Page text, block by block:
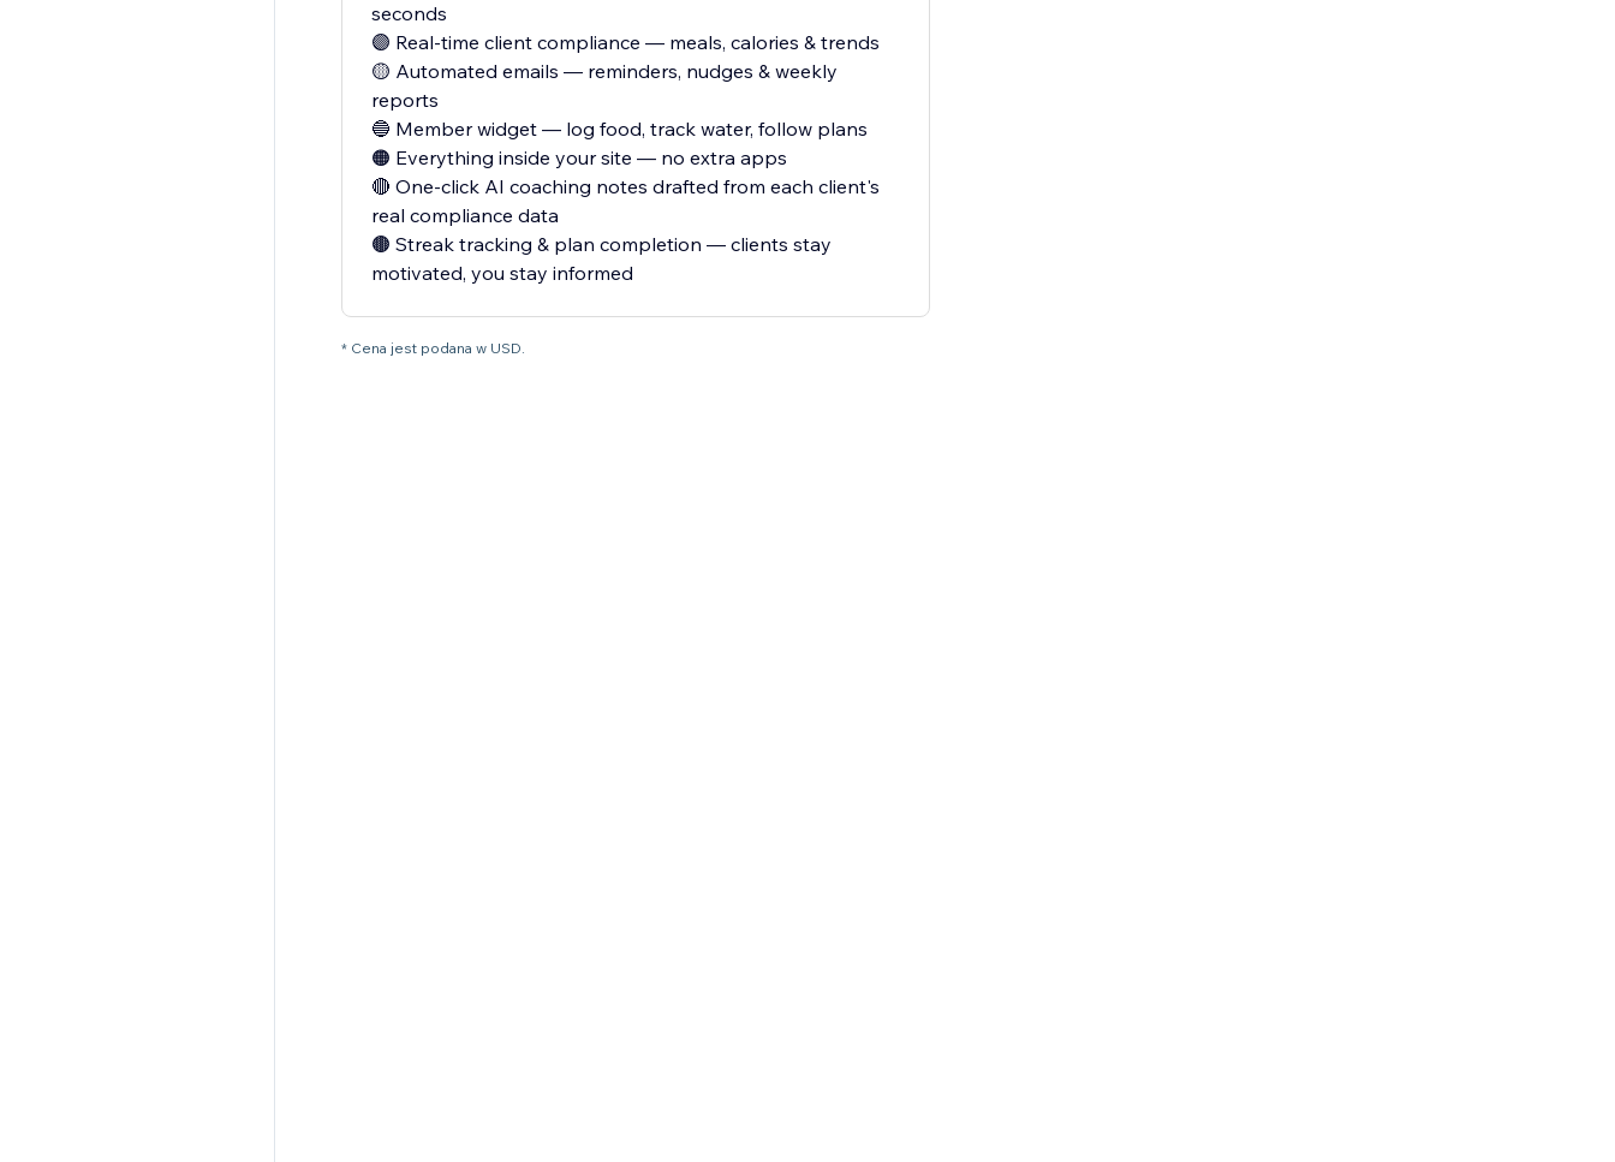
seconds
🟣 Real-time client compliance — meals, calories & trends
🟡 Automated emails — reminders, nudges & weekly
reports
🔵 Member widget — log food, track water, follow plans
🟠 Everything inside your site — no extra apps
🔴 One-click AI coaching notes drafted from each client's
real compliance data
🟤 Streak tracking & plan completion — clients stay
motivated, you stay informed
* Cena jest podana w USD.